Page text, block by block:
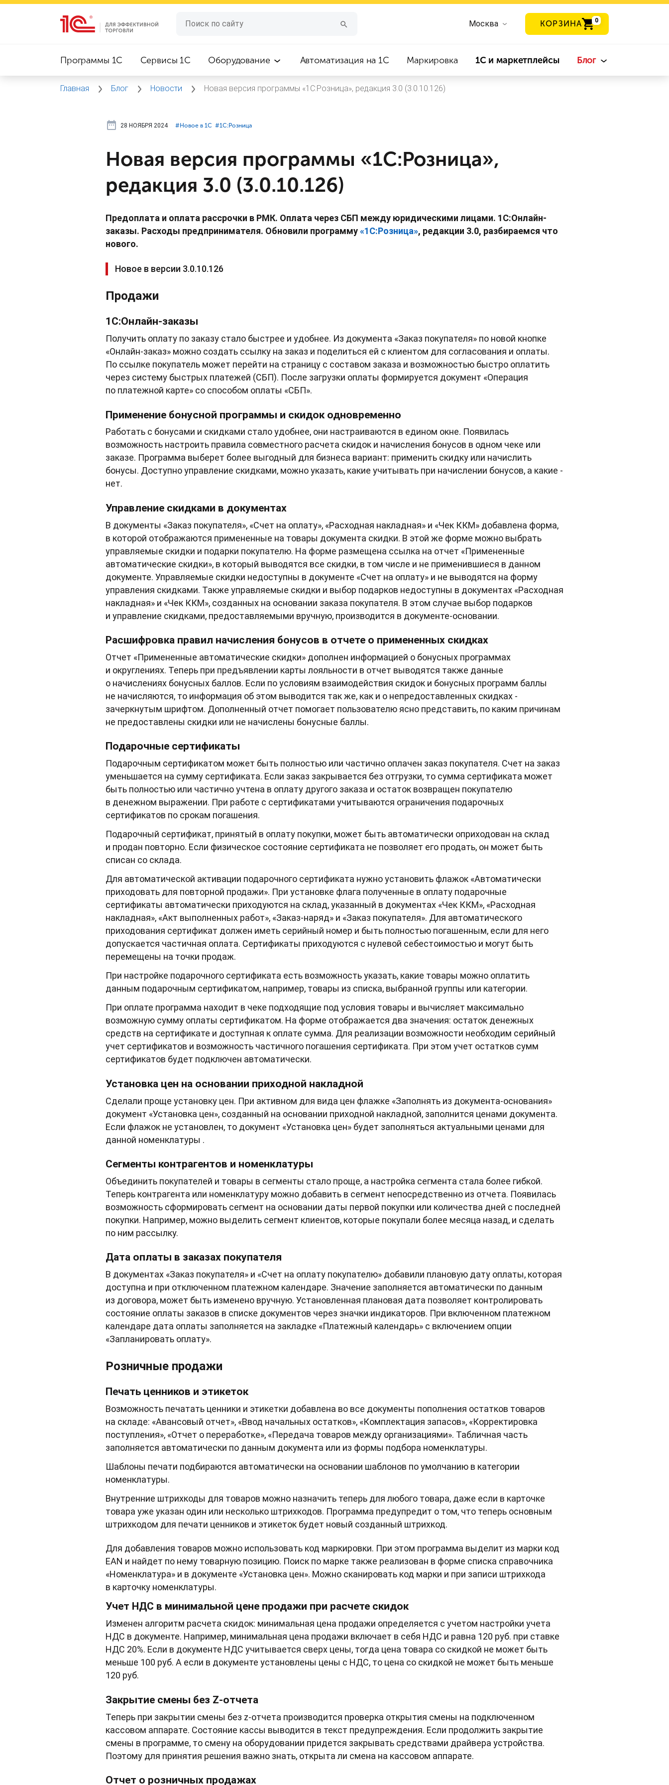
Москва КОРЗИНА 0
Программы 1C Сервисы 1C Оборудование Автоматизация на 1С Маркировка 1С и маркетплейсы Блог
Главная Блог Новости Новая версия программы «1С:Розница», редакция 3.0 (3.0.10.126)
28 НОЯБРЯ 2024 #⁣Новое в 1С #⁣1С:Розница
Новая версия программы «1С:Розница»,
редакция 3.0 (3.0.10.126)
Предоплата и оплата рассрочки в РМК. Оплата через СБП между юридическими лицами. 1С:Онлайн-
заказы. Расходы предпринимателя. Обновили программу«1С:Розница», редакции 3.0, разбираемся что
нового.
Новое в версии 3.0.10.126
Продажи
1С:Онлайн-заказы
Получить оплату по заказу стало быстрее и удобнее. Из документа «Заказ покупателя» по новой кнопке
«Онлайн-заказ» можно создать ссылку на заказ и поделиться ей с клиентом для согласования и оплаты.
По ссылке покупатель может перейти на страницу с составом заказа и возможностью быстро оплатить
через систему быстрых платежей (СБП). После загрузки оплаты формируется документ «Операция
по платежной карте» со способом оплаты «СБП».
Применение бонусной программы и скидок одновременно
Работать с бонусами и скидками стало удобнее, они настраиваются в едином окне. Появилась
возможность настроить правила совместного расчета скидок и начисления бонусов в одном чеке или
заказе. Программа выберет более выгодный для бизнеса вариант: применить скидку или начислить
бонусы. Доступно управление скидками, можно указать, какие учитывать при начислении бонусов, а какие -
нет.
Управление скидками в документах
В документы «Заказ покупателя», «Счет на оплату», «Расходная накладная» и «Чек ККМ» добавлена форма,
в которой отображаются примененные на товары документа скидки. В этой же форме можно выбрать
управляемые скидки и подарки покупателю. На форме размещена ссылка на отчет «Примененные
автоматические скидки», в который выводятся все скидки, в том числе и не применившиеся в данном
документе. Управляемые скидки недоступны в документе «Счет на оплату» и не выводятся на форму
управления скидками. Также управляемые скидки и выбор подарков недоступны в документах «Расходная
накладная» и «Чек ККМ», созданных на основании заказа покупателя. В этом случае выбор подарков
и управление скидками, предоставляемыми вручную, производится в документе-основании.
Расшифровка правил начисления бонусов в отчете о примененных скидках
Отчет «Примененные автоматические скидки» дополнен информацией о бонусных программах
и округлениях. Теперь при предъявлении карты лояльности в отчет выводятся также данные
о начислениях бонусных баллов. Если по условиям взаимодействия скидок и бонусных программ баллы
не начисляются, то информация об этом выводится так же, как и о непредоставленных скидках -
зачеркнутым шрифтом. Дополненный отчет помогает пользователю ясно представить, по каким причинам
не предоставлены скидки или не начислены бонусные баллы.
Подарочные сертификаты
Подарочным сертификатом может быть полностью или частично оплачен заказ покупателя. Счет на заказ
уменьшается на сумму сертификата. Если заказ закрывается без отгрузки, то сумма сертификата может
быть полностью или частично учтена в оплату другого заказа и остаток возвращен покупателю
в денежном выражении. При работе с сертификатами учитываются ограничения подарочных
сертификатов по срокам погашения.
Подарочный сертификат, принятый в оплату покупки, может быть автоматически оприходован на склад
и продан повторно. Если физическое состояние сертификата не позволяет его продать, он может быть
списан со склада.
Для автоматической активации подарочного сертификата нужно установить флажок «Автоматически
приходовать для повторной продажи». При установке флага полученные в оплату подарочные
сертификаты автоматически приходуются на склад, указанный в документах «Чек ККМ», «Расходная
накладная», «Акт выполненных работ», «Заказ-наряд» и «Заказ покупателя». Для автоматического
приходования сертификат должен иметь серийный номер и быть полностью погашенным, если для него
допускается частичная оплата. Сертификаты приходуются с нулевой себестоимостью и могут быть
перемещены на точки продаж.
При настройке подарочного сертификата есть возможность указать, какие товары можно оплатить
данным подарочным сертификатом, например, товары из списка, выбранной группы или категории.
При оплате программа находит в чеке подходящие под условия товары и вычисляет максимально
возможную сумму оплаты сертификатом. На форме отображается два значения: остаток денежных
средств на сертификате и доступная к оплате сумма. Для реализации возможности необходим серийный
учет сертификатов и возможность частичного погашения сертификата. При этом учет остатков сумм
сертификатов будет подключен автоматически.
Установка цен на основании приходной накладной
Сделали проще установку цен. При активном для вида цен флажке «Заполнять из документа-основания»
документ «Установка цен», созданный на основании приходной накладной, заполнится ценами документа.
Если флажок не установлен, то документ «Установка цен» будет заполняться актуальными ценами для
данной номенклатуры .
Сегменты контрагентов и номенклатуры
Объединить покупателей и товары в сегменты стало проще, а настройка сегмента стала более гибкой.
Теперь контрагента или номенклатуру можно добавить в сегмент непосредственно из отчета. Появилась
возможность сформировать сегмент на основании даты первой покупки или количества дней с последней
покупки. Например, можно выделить сегмент клиентов, которые покупали более месяца назад, и сделать
по ним рассылку.
Дата оплаты в заказах покупателя
В документах «Заказ покупателя» и «Счет на оплату покупателю» добавили плановую дату оплаты, которая
доступна и при отключенном платежном календаре. Значение заполняется автоматически по данным
из договора, может быть изменено вручную. Установленная плановая дата позволяет контролировать
состояние оплаты заказов в списке документов через значки индикаторов. При включенном платежном
календаре дата оплаты заполняется на закладке «Платежный календарь» с включением опции
«Запланировать оплату».
Розничные продажи
Печать ценников и этикеток
Возможность печатать ценники и этикетки добавлена во все документы пополнения остатков товаров
на складе: «Авансовый отчет», «Ввод начальных остатков», «Комплектация запасов», «Корректировка
поступления», «Отчет о переработке», «Передача товаров между организациями». Табличная часть
заполняется автоматически по данным документа или из формы подбора номенклатуры.
Шаблоны печати подбираются автоматически на основании шаблонов по умолчанию в категории
номенклатуры.
Внутренние штрихкоды для товаров можно назначить теперь для любого товара, даже если в карточке
товара уже указан один или несколько штрихкодов. Программа предупредит о том, что теперь основным
штрихкодом для печати ценников и этикеток будет новый созданный штрихкод.
Для добавления товаров можно использовать код маркировки. При этом программа выделит из марки код
EAN и найдет по нему товарную позицию. Поиск по марке также реализован в форме списка справочника
«Номенклатура» и в документе «Установка цен». Можно сканировать код марки и при записи штрихкода
в карточку номенклатуры.
Учет НДС в минимальной цене продажи при расчете скидок
Изменен алгоритм расчета скидок: минимальная цена продажи определяется с учетом настройки учета
НДС в документе. Например, минимальная цена продажи включает в себя НДС и равна 120 руб. при ставке
НДС 20%. Если в документе НДС учитывается сверх цены, тогда цена товара со скидкой не может быть
меньше 100 руб. А если в документе установлены цены с НДС, то цена со скидкой не может быть меньше
120 руб.
Закрытие смены без Z-отчета
Теперь при закрытии смены без z-отчета производится проверка открытия смены на подключенном
кассовом аппарате. Состояние кассы выводится в текст предупреждения. Если продолжить закрытие
смены в программе, то смену на оборудовании придется закрывать средствами драйвера устройства.
Поэтому для принятия решения важно знать, открыта ли смена на кассовом аппарате.
Отчет о розничных продажах